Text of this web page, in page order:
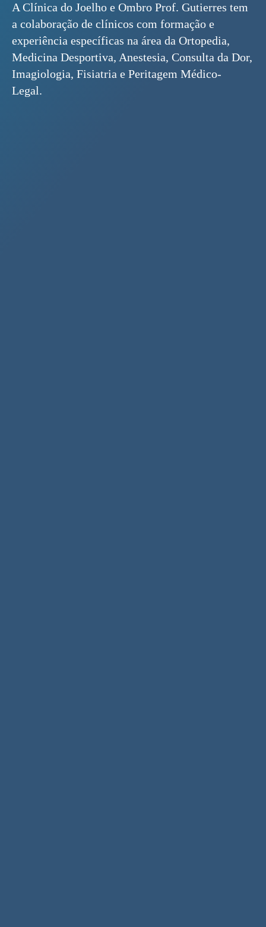
A Clínica do Joelho e Ombro Prof. Gutierres tem
a colaboração de clínicos com formação e
experiência específicas na área da Ortopedia,
Medicina Desportiva, Anestesia, Consulta da Dor,
Imagiologia, Fisiatria e Peritagem Médico-
Legal.